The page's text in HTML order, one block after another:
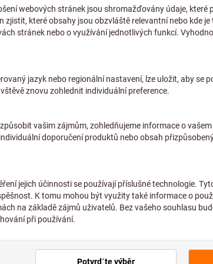
pro vaše
bezproblémové dodání kratších
vašich požadavků.
ONLINE
e-shopu.